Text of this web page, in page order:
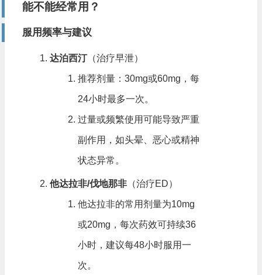
能不能经常用？
服用频率与建议
达泊西汀（治疗早泄）
推荐剂量：30mg或60mg，每
24小时最多一次。
过量或频繁使用可能导致严重
副作用，如头晕、恶心或精神
状态异常。
他达拉非/伐地那非（治疗ED）
他达拉非的常用剂量为10mg
或20mg，每次药效可持续36
小时，建议每48小时服用一
次。